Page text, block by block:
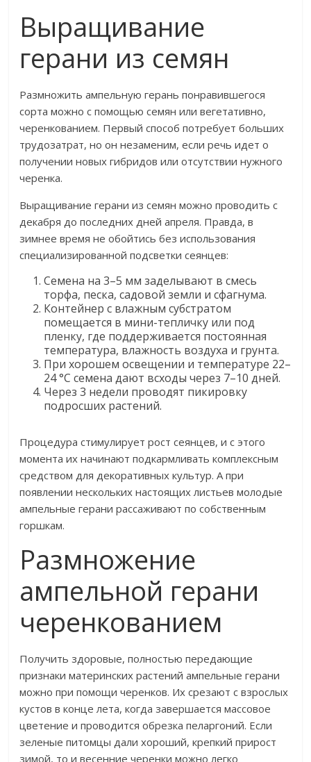
Выращивание
герани из семян
Размножить ампельную герань понравившегося
сорта можно с помощью семян или вегетативно,
черенкованием. Первый способ потребует больших
трудозатрат, но он незаменим, если речь идет о
получении новых гибридов или отсутствии нужного
черенка.
Выращивание герани из семян можно проводить с
декабря до последних дней апреля. Правда, в
зимнее время не обойтись без использования
специализированной подсветки сеянцев:
Семена на 3–5 мм заделывают в смесь
торфа, песка, садовой земли и сфагнума.
Контейнер с влажным субстратом
помещается в мини-тепличку или под
пленку, где поддерживается постоянная
температура, влажность воздуха и грунта.
При хорошем освещении и температуре 22–
24 °C семена дают всходы через 7–10 дней.
Через 3 недели проводят пикировку
подросших растений.
Процедура стимулирует рост сеянцев, и с этого
момента их начинают подкармливать комплексным
средством для декоративных культур. А при
появлении нескольких настоящих листьев молодые
ампельные герани рассаживают по собственным
горшкам.
Размножение
ампельной герани
черенкованием
Получить здоровые, полностью передающие
признаки материнских растений ампельные герани
можно при помощи черенков. Их срезают с взрослых
кустов в конце лета, когда завершается массовое
цветение и проводится обрезка пеларгоний. Если
зеленые питомцы дали хороший, крепкий прирост
зимой, то и весенние черенки можно легко